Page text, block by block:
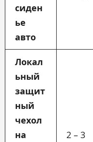
сиден
ье
авто
Локал
ьный
защит
ный
чехол
на
2 – 3